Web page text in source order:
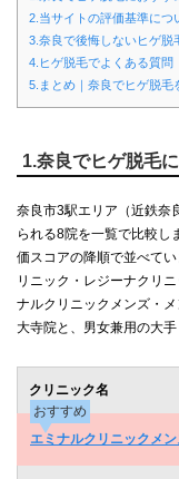
2.当サイトの評価基準につ
3.奈良で後悔しないヒゲ脱
4.ヒゲ脱毛でよくある質問
5.まとめ｜奈良でヒゲ脱毛
1.奈良でヒゲ脱毛
奈良市3駅エリア（近鉄奈
られる8院を一覧で比較し
価スコアの降順で並べて
リニック・レジーナクリ
ナルクリニックメンズ・
大寺院と、男女兼用の大
クリニック名
おすすめ
エミナルクリニックメ